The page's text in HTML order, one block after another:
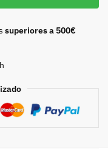
superiores a 500€